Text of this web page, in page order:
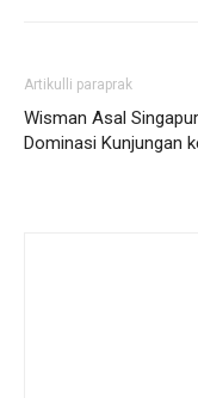
Artikulli paraprak
Wisman Asal
Dominasi Kunjungan